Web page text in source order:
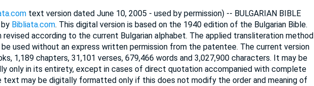
text version dated June 10, 2005 - used by permission) -- BULGARIAN BIBLE
Bibliata.com. This digital version is based on the 1940 edition of the Bulgarian Bible.
revised according to the current Bulgarian alphabet. The applied transliteration method
used without an express written permission from the patentee. The current version
1,189 chapters, 31,101 verses, 679,466 words and 3,027,900 characters. It may be
only in its entirety, except in cases of direct quotation accompanied with complete
text may be digitally formatted only if this does not modify the order and meaning of